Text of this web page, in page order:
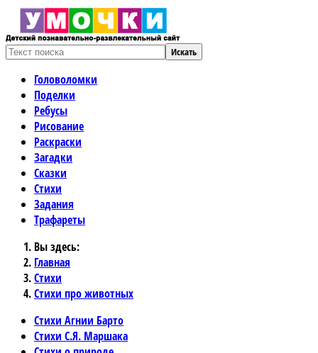
Искать
Головоломки
Поделки
Ребусы
Рисование
Раскраски
Загадки
Сказки
Стихи
Задания
Трафареты
Вы здесь:
Главная
Стихи
Стихи про животных
Стихи Агнии Барто
Стихи С.Я. Маршака